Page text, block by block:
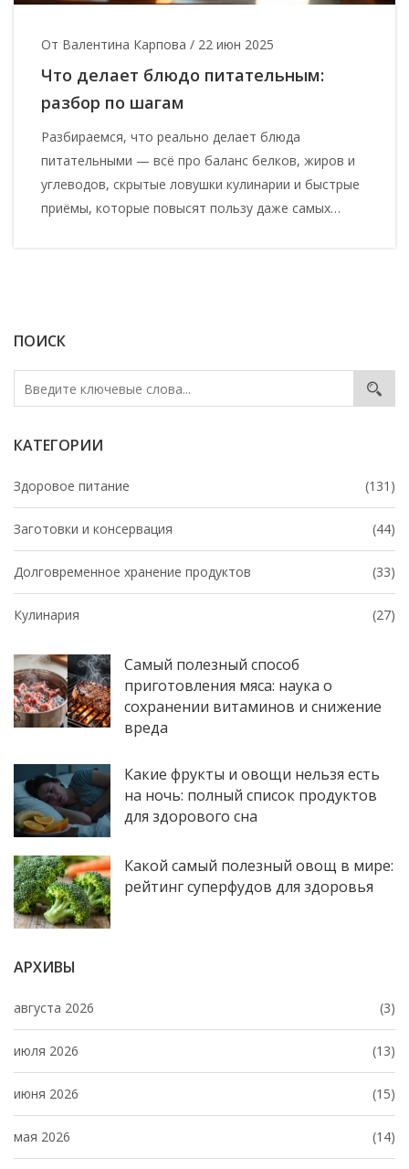
ПОИСК
КАТЕГОРИИ
Здоровое питание (131)
Заготовки и консервация (44)
Долговременное хранение продуктов (33)
Кулинария (27)
Самый полезный способ
приготовления мяса: наука о
сохранении витаминов и снижение
вреда
Какие фрукты и овощи нельзя есть
на ночь: полный список продуктов
для здорового сна
Какой самый полезный овощ в мире:
рейтинг суперфудов для здоровья
АРХИВЫ
августа 2026 (3)
июля 2026 (13)
июня 2026 (15)
мая 2026 (14)
От Валентина Карпова / 22 июн 2025
Что делает блюдо питательным:
разбор по шагам
Разбираемся, что реально делает блюда
питательными — всё про баланс белков, жиров и
углеводов, скрытые ловушки кулинарии и быстрые
приёмы, которые повысят пользу даже самых
с умом! Присматриваемся к мифам и
заблуждениям, чтобы не купить «пустышку»
вместо полноценного блюда. Проверенные
вкусно и не дурить себе голову.